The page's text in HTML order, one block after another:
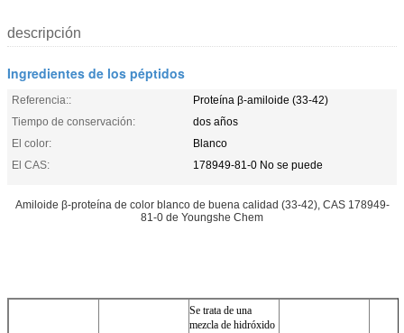
descripción
Ingredientes de los péptidos
Referencia::
Proteína β-amiloide (33-42)
Tiempo de conservación:
dos años
El color:
Blanco
El CAS:
178949-81-0 No se puede
Amiloide β-proteína de color blanco de buena calidad (33-42), CAS 178949-
81-0 de Youngshe Chem
Se trata de una
mezcla de hidróxido